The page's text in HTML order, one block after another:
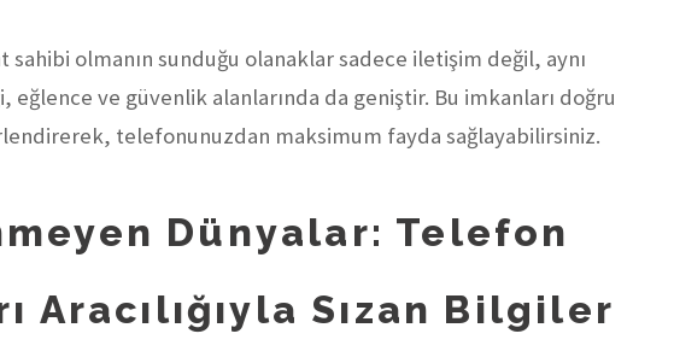
sahibi olmanın sunduğu olanaklar sadece iletişim değil, aynı
eğlence ve güvenlik alanlarında da geniştir. Bu imkanları doğru
telefonunuzdan maksimum fayda sağlayabilirsiniz.
Dünyalar: Telefon
Aracılığıyla Sızan Bilgiler